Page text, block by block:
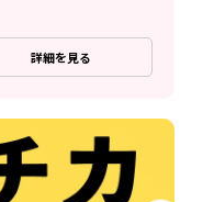
詳細を見る